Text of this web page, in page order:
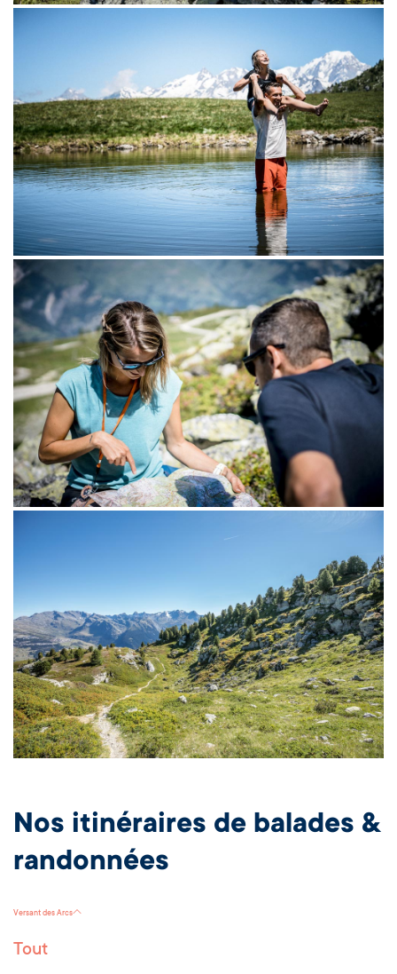
Nos itinéraires de balades &
randonnées
Versant des Arcs
Tout